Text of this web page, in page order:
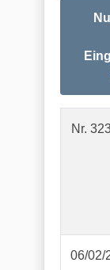
Nr.
06/02/